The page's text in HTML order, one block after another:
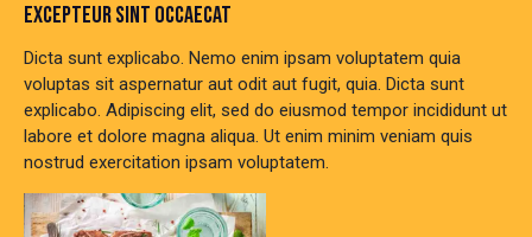
EXCEPTEUR SINT OCCAECAT
Dicta sunt explicabo. Nemo enim ipsam voluptatem quia
voluptas sit aspernatur aut odit aut fugit, quia. Dicta sunt
explicabo. Adipiscing elit, sed do eiusmod tempor incididunt ut
labore et dolore magna aliqua. Ut enim minim veniam quis
nostrud exercitation ipsam voluptatem.